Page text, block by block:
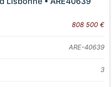
808 500 €
ARE-40639
3